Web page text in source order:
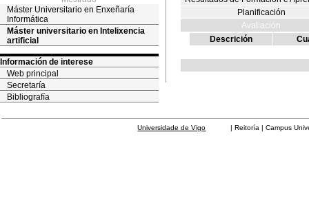
Máster Universitario en Enxeñaría
Informática
Máster universitario en Intelixencia
artificial
Información de interese
Web principal
Secretaría
Bibliografía
Planificación
Avaliación
Descrición
Universidade de Vigo | Reitoría | Campus